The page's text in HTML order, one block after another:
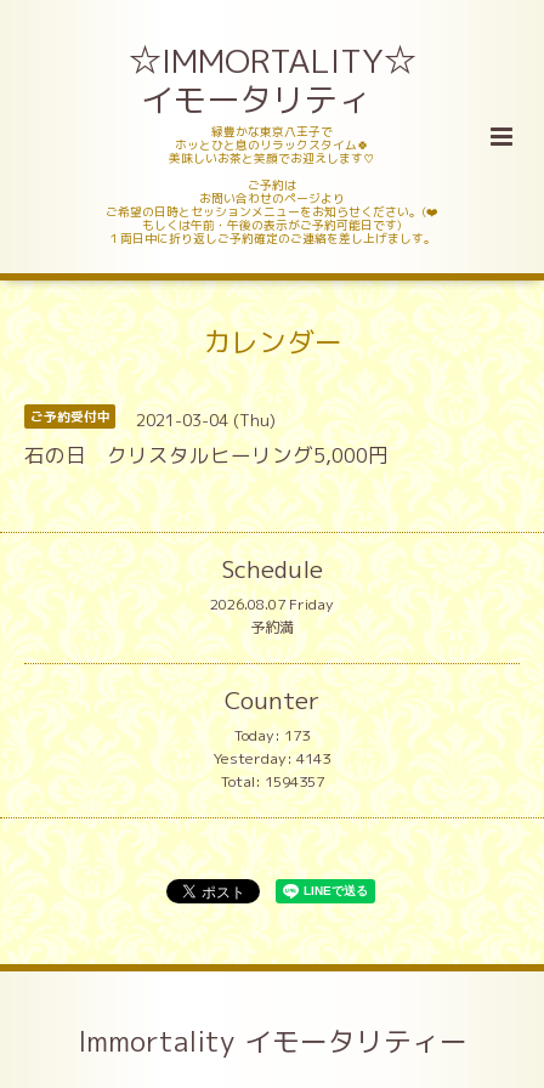
☆IMMORTALITY☆
イモータリティ
緑豊かな東京八王子で
ホッとひと息のリラックスタイム🍀
美味しいお茶と笑顔でお迎えします♡
ご予約は
お問い合わせのページより
ご希望の日時とセッションメニューをお知らせください。(❤️
もしくは午前・午後の表示がご予約可能日です)
１両日中に折り返しご予約確定のご連絡を差し上げましす。
カレンダー
ご予約受付中 2021-03-04 (Thu)
石の日 クリスタルヒーリング5,000円
Schedule
2026.08.07 Friday
予約満
Counter
Today:173
Yesterday:4143
Total:1594357
Immortality イモータリティー